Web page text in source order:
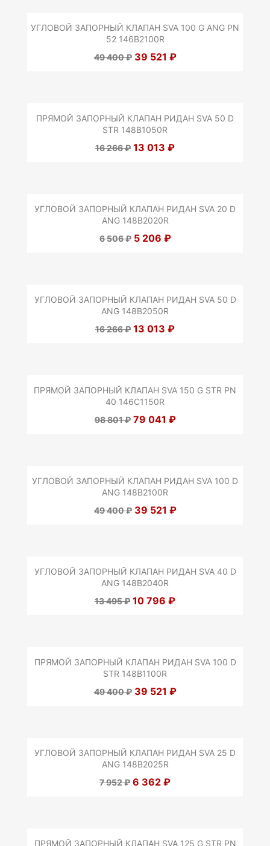
УГЛОВОЙ ЗАПОРНЫЙ КЛАПАН SVA 100 G ANG PN
52 146B2100R
49 400 ₽ 39 521 ₽
ПРЯМОЙ ЗАПОРНЫЙ КЛАПАН РИДАН SVA 50 D
STR 148B1050R
16 266 ₽ 13 013 ₽
УГЛОВОЙ ЗАПОРНЫЙ КЛАПАН РИДАН SVA 20 D
ANG 148B2020R
6 506 ₽ 5 206 ₽
УГЛОВОЙ ЗАПОРНЫЙ КЛАПАН РИДАН SVA 50 D
ANG 148B2050R
16 266 ₽ 13 013 ₽
ПРЯМОЙ ЗАПОРНЫЙ КЛАПАН SVA 150 G STR PN
40 146C1150R
98 801 ₽ 79 041 ₽
УГЛОВОЙ ЗАПОРНЫЙ КЛАПАН РИДАН SVA 100 D
ANG 148B2100R
49 400 ₽ 39 521 ₽
УГЛОВОЙ ЗАПОРНЫЙ КЛАПАН РИДАН SVA 40 D
ANG 148B2040R
13 495 ₽ 10 796 ₽
ПРЯМОЙ ЗАПОРНЫЙ КЛАПАН РИДАН SVA 100 D
STR 148B1100R
49 400 ₽ 39 521 ₽
УГЛОВОЙ ЗАПОРНЫЙ КЛАПАН РИДАН SVA 25 D
ANG 148B2025R
7 952 ₽ 6 362 ₽
ПРЯМОЙ ЗАПОРНЫЙ КЛАПАН SVA 125 G STR PN